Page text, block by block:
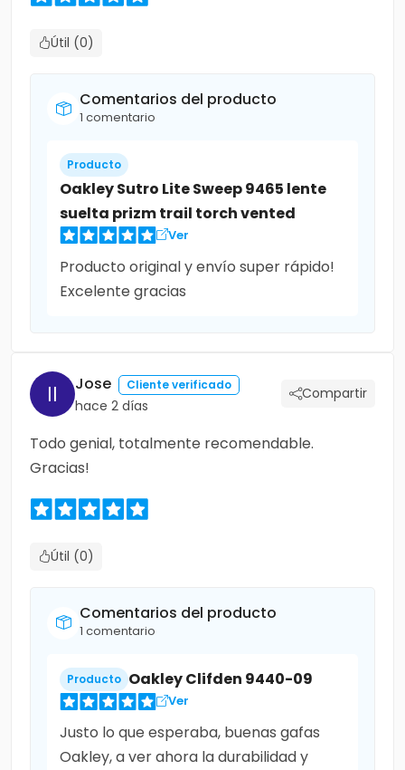
Útil (0)
Comentarios del producto
1 comentario
Producto
Oakley Sutro Lite Sweep 9465 lente
suelta prizm trail torch vented
Ver
Producto original y envío super rápido!
Excelente gracias
Jose Cliente verificado
hace 2 días
Compartir
Todo genial, totalmente recomendable.
Gracias!
Útil (0)
Comentarios del producto
1 comentario
Producto Oakley Clifden 9440-09
Ver
Justo lo que esperaba, buenas gafas
Oakley, a ver ahora la durabilidad y